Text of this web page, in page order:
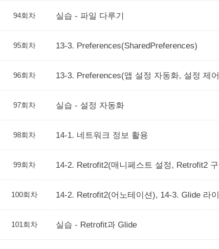
94회차 실습 - 파일 다루기
95회차 13-3. Preferences(SharedPreferences)
96회차 13-3. Preferences(앱 설정 자동화, 설정 제
97회차 실습 - 설정 자동화
98회차 14-1. 네트워크 정보 활용
99회차 14-2. Retrofit2(매니페스트 설정, Retrofit2
100회차 14-2. Retrofit2(어노테이션), 14-3. Glide 라
101회차 실습 - Retrofit과 Glide